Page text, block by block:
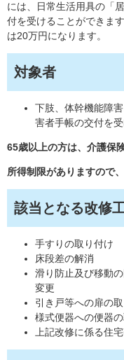
には、日常生活用具の「
付を受けることができま
は20万円になります。
対象者
下肢、体幹機能障
害者手帳の交付を受
65歳以上の方は、介護保
所得制限がありますので
該当となる改修
手すりの取り付け
床段差の解消
滑り防止及び移動
変更
引き戸等への扉の取
様式便器への便器の
上記改修に係る住